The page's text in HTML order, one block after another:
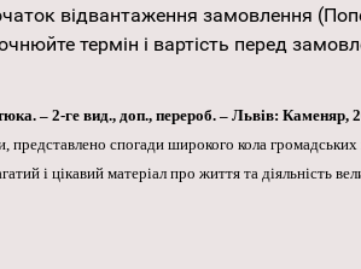
відвантаження замовлення
термін і вартість перед
– 2-ге вид., доп., перероб. – Львів: Каменяр,
спогади широкого кола
і цікавий матеріал про життя та діяльність